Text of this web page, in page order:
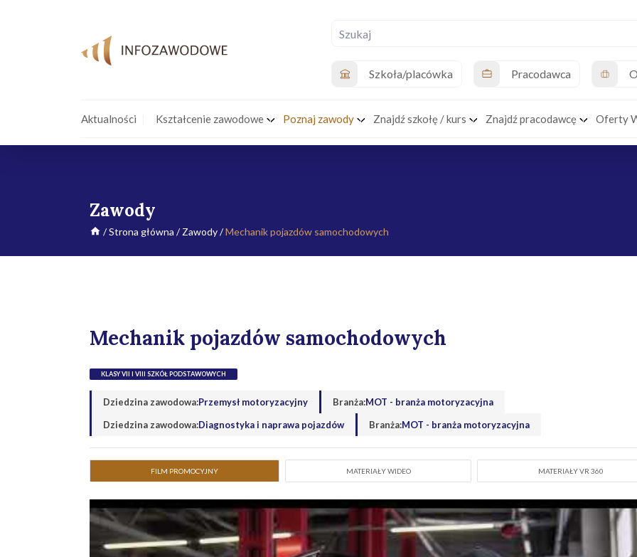
Szkoła/placówka Pracodawca
Aktualności Kształcenie zawodowe Poznaj zawody Znajdź szkołę / kurs Znajdź pracodawcę Oferty
Zawody
/Strona główna /Zawody/Mechanik pojazdów samochodowych
Mechanik pojazdów samochodowych
KLASY VII I VIII SZKÓŁ PODSTAWOWYCH
Dziedzina zawodowa:Przemysł motoryzacyjny Branża:MOT - branża motoryzacyjna
Dziedzina zawodowa:Diagnostyka i naprawa pojazdów Branża:MOT - branża motoryzacyjna
FILM PROMOCYJNY MATERIAŁY WIDEO MATERIAŁY VR 360